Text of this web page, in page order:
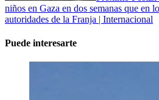
niños en Gaza en dos semanas que en
autoridades de la Franja | Internacional
Puede interesarte